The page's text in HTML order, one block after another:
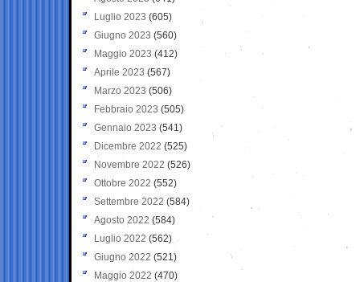
Luglio 2023 (605)
Giugno 2023 (560)
Maggio 2023 (412)
Aprile 2023 (567)
Marzo 2023 (506)
Febbraio 2023 (505)
Gennaio 2023 (541)
Dicembre 2022 (525)
Novembre 2022 (526)
Ottobre 2022 (552)
Settembre 2022 (584)
Agosto 2022 (584)
Luglio 2022 (562)
Giugno 2022 (521)
Maggio 2022 (470)